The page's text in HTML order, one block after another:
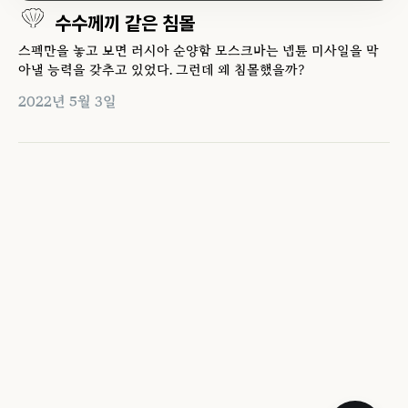
수수께끼 같은 침몰
스펙만을 놓고 보면 러시아 순양함 모스크바는 넵튠 미사일을 막
아낼 능력을 갖추고 있었다. 그런데 왜 침몰했을까?
2022년 5월 3일